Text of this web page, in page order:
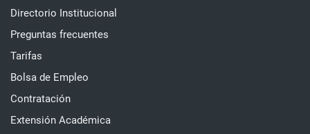
Directorio Institucional
Preguntas frecuentes
Tarifas
Bolsa de Empleo
Contratación
Extensión Académica